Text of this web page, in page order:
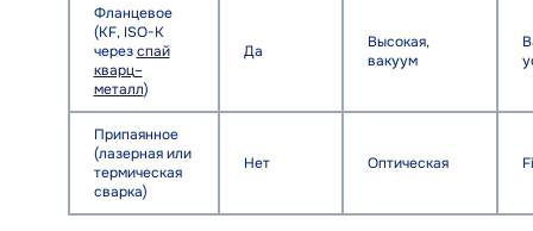
Фланцевое
(KF, ISO-K
черезспай
кварц–
металл)
Да
Высокая,
вакуум
Припаянное
(лазерная или
термическая
сварка)
Нет Оптическая